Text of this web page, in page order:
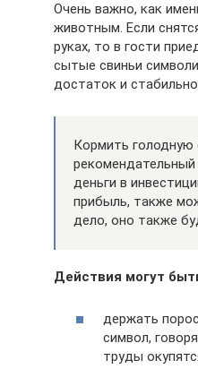
Очень важно, как
животным. Если
руках, то в гости
сытые свиньи
достаток и
Кормить голодную
деньги в
прибыль, также
дело, оно также
Действия могут
держать
символ,
труды